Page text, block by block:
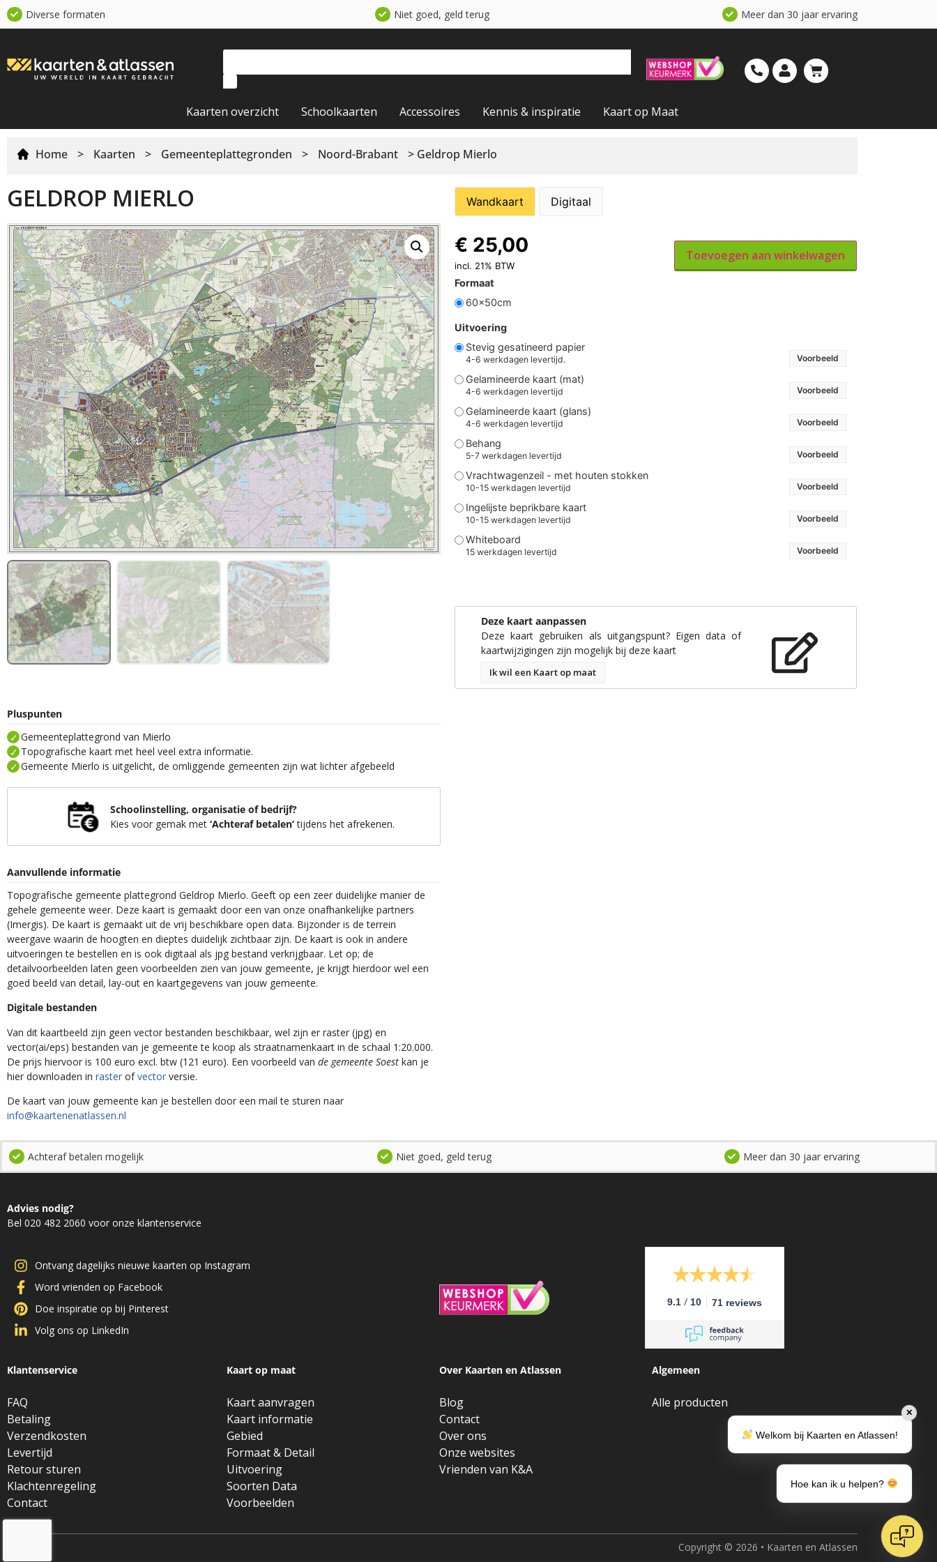
Diverse formaten Niet goed, geld terug Meer dan 30 jaar ervaring
Kaarten overzicht Schoolkaarten Accessoires Kennis & inspiratie Kaart op Maat
Home > Kaarten > Gemeenteplattegronden > Noord-Brabant > Geldrop Mierlo
GELDROP MIERLO
Pluspunten
Gemeenteplattegrond van Mierlo
Topografische kaart met heel veel extra informatie.
Gemeente Mierlo is uitgelicht, de omliggende gemeenten zijn wat lichter afgebeeld
Schoolinstelling, organisatie of bedrijf?
Kies voor gemak met ‘Achteraf betalen’tijdens het afrekenen.
Aanvullende informatie
Topografische gemeente plattegrond Geldrop Mierlo. Geeft op een zeer duidelijke manier de
gehele gemeente weer. Deze kaart is gemaakt door een van onze onafhankelijke partners
(Imergis). De kaart is gemaakt uit de vrij beschikbare open data. Bijzonder is de terrein
weergave waarin de hoogten en dieptes duidelijk zichtbaar zijn. De kaart is ook in andere
uitvoeringen te bestellen en is ook digitaal als jpg bestand verkrijgbaar. Let op; de
detailvoorbeelden laten geen voorbeelden zien van jouw gemeente, je krijgt hierdoor wel een
goed beeld van detail, lay-out en kaartgegevens van jouw gemeente.
Digitale bestanden
Van dit kaartbeeld zijn geen vector bestanden beschikbaar, wel zijn er raster (jpg) en
vector(ai/eps) bestanden van je gemeente te koop als straatnamenkaart in de schaal 1:20.000.
De prijs hiervoor is 100 euro excl. btw (121 euro). Een voorbeeld van de gemeente Soest kan je
hier downloaden in raster ofvector versie.
De kaart van jouw gemeente kan je bestellen door een mail te sturen naar
info@kaartenenatlassen.nl
Wandkaart Digitaal
Formaat
60x50cm
Uitvoering
Stevig gesatineerd papier
4-6 werkdagen levertijd. Voorbeeld
Gelamineerde kaart (mat)
4-6 werkdagen levertijd Voorbeeld
Gelamineerde kaart (glans)
4-6 werkdagen levertijd Voorbeeld
Behang
5-7 werkdagen levertijd Voorbeeld
Vrachtwagenzeil - met houten stokken
10-15 werkdagen levertijd Voorbeeld
Ingelijste beprikbare kaart
10-15 werkdagen levertijd Voorbeeld
Whiteboard
15 werkdagen levertijd Voorbeeld
€ 25,00
incl. 21% BTW
Toevoegen aan winkelwagen
Deze kaart aanpassen
Deze kaart gebruiken als uitgangspunt? Eigen data of
kaartwijzigingen zijn mogelijk bij deze kaart
Ik wil een Kaart op maat
Achteraf betalen mogelijk Niet goed, geld terug Meer dan 30 jaar ervaring
Advies nodig?
Bel 020 482 2060 voor onze klantenservice
Ontvang dagelijks nieuwe kaarten op Instagram
Word vrienden op Facebook
Doe inspiratie op bij Pinterest
Volg ons op LinkedIn
9.1 / 10 71 reviews
Klantenservice
FAQ
Betaling
Verzendkosten
Levertijd
Retour sturen
Klachtenregeling
Contact
Kaart op maat
Kaart aanvragen
Kaart informatie
Gebied
Formaat & Detail
Uitvoering
Soorten Data
Voorbeelden
Over Kaarten en Atlassen
Blog
Contact
Over ons
Onze websites
Vrienden van K&A
Algemeen
Alle producten
Copyright © 2026 • Kaarten en Atlassen
✕
Welkom bij Kaarten en Atlassen!
Hoe kan ik u helpen?